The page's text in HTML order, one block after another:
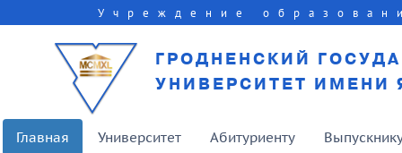
Учреждение
ГРОДНЕНСКИЙ
УНИВЕРСИТЕТ ИМЕНИ
Главная Университет Абитуриенту